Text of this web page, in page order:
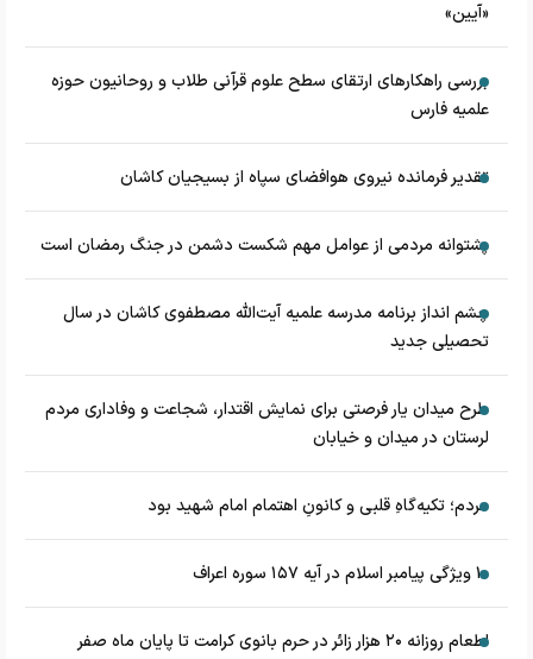
«آیین»
بررسی راهکارهای ارتقای سطح علوم قرآنی طلاب و روحانیون حوزه
علمیه فارس
تقدیر فرمانده نیروی هوافضای سپاه از بسیجیان کاشان
پشتوانه مردمی از عوامل مهم شکست دشمن در جنگ رمضان است
چشم‌ انداز برنامه مدرسه علمیه آیت‌الله مصطفوی کاشان در سال
تحصیلی جدید
طرح میدان یار فرصتی برای نمایش اقتدار، شجاعت و وفاداری مردم
لرستان در میدان و خیابان
مردم؛ تکیه‌گاهِ قلبی و کانونِ اهتمام امام شهید بود
۱۰ ویژگی پیامبر اسلام در آیه ۱۵۷ سوره اعراف
اطعام روزانه ۲۰ هزار زائر در حرم بانوی کرامت تا پایان ماه صفر